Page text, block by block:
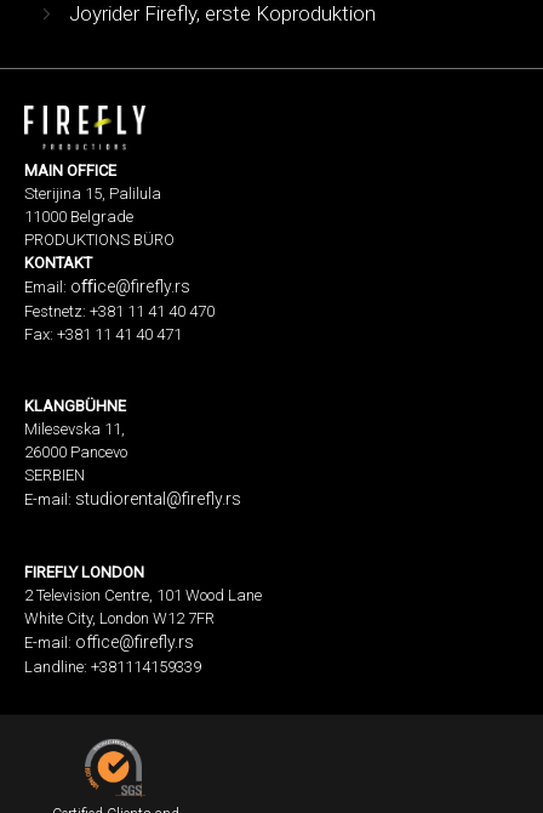
Joyrider Firefly, erste Koproduktion
MAIN OFFICE
Sterijina 15, Palilula
11000 Belgrade
PRODUKTIONS BÜRO
KONTAKT
Email: oﬃce@firefly.rs
Festnetz: +381 11 41 40 470
Fax: +381 11 41 40 471
KLANGBÜHNE
Milesevska 11,
26000 Pancevo
SERBIEN
E-mail: studiorental@firefly.rs
FIREFLY LONDON
2 Television Centre, 101 Wood Lane
White City, London W12 7FR
E-mail: office@firefly.rs
Landline: +381114159339